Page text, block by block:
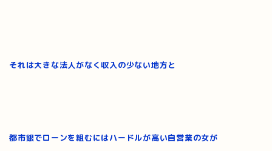
それは大きな法人がなく収入の少ない地方と
都市銀でローンを組むにはハードルが高い自営業の女が